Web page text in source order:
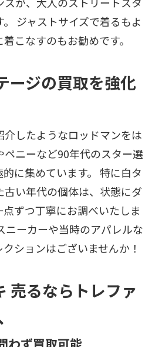
ジャストサイズで着るもよ
こなすのもお勧めです。
ージの買取を強化
したようなロッドマンをは
ペニーなど90年代のスター選
に集めています。 特に白タ
い年代の個体は、状態にダ
ずつ丁寧にお調べいたしま
ニーカーや当時のアパレルな
ションはございませんか！
売るならトレファ